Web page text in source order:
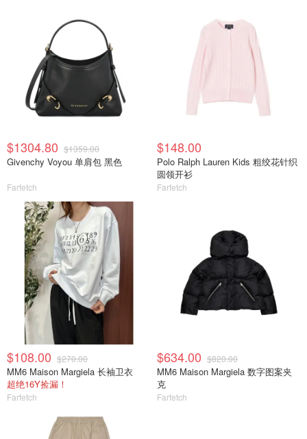
$1304.80 $1359.00
Givenchy Voyou 单肩包 黑色
Farfetch
$148.00
Polo Ralph Lauren Kids 粗绞花针织
圆领开衫
Farfetch
$108.00 $270.00
MM6 Maison Margiela 长袖卫衣
超绝16Y捡漏！
Farfetch
$634.00 $820.00
MM6 Maison Margiela 数字图案夹
克
Farfetch